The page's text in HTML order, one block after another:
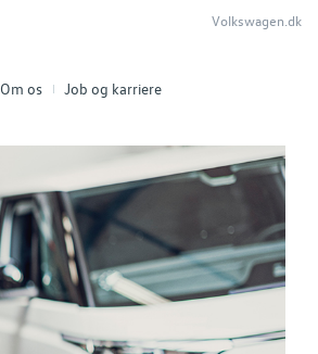
Om os Job og karriere
Volkswagen.dk